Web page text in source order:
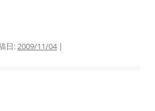
日:2009/11/04|